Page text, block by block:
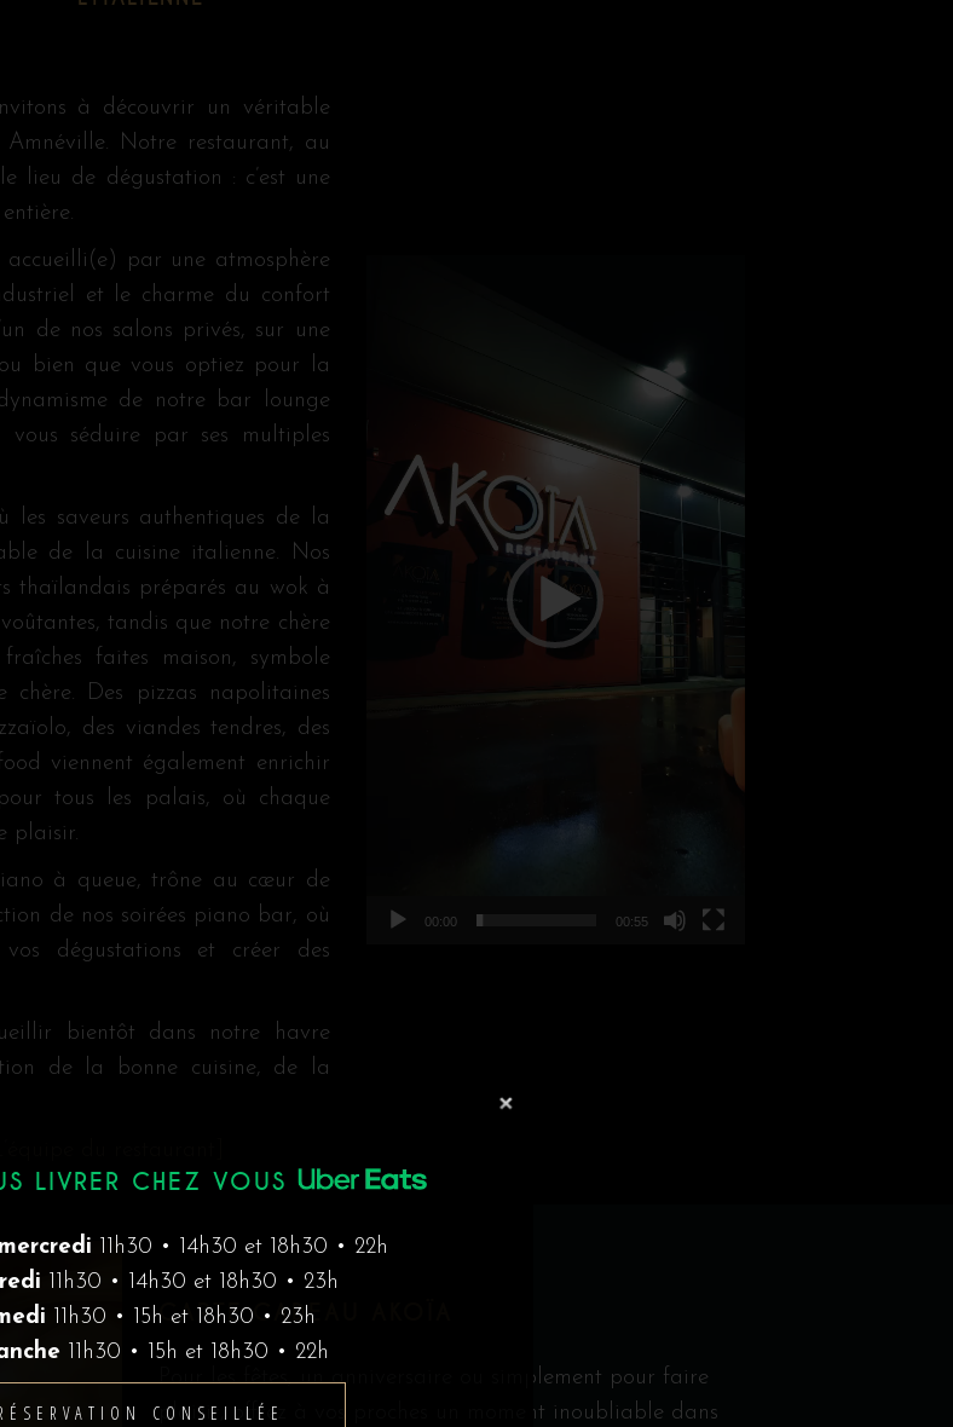
à découvrir un véritable
Notre restaurant, au
lieu de dégustation : c’est une
accueilli(e) par une atmosphère
et le charme du confort
de nos salons privés, sur une
bien que vous optiez pour la
de notre bar lounge
séduire par ses multiples
les saveurs authentiques de la
de la cuisine italienne. Nos
thaïlandais préparés au wok à
tandis que notre chère
faites maison, symbole
Des pizzas napolitaines
des viandes tendres, des
viennent également enrichir
tous les palais, où chaque
plaisir.
à queue, trône au cœur de
de nos soirées piano bar, où
dégustations et créer des
bientôt dans notre havre
de la bonne cuisine, de la
du restaurant]
00:00 00:55
CARTE CADEAU AKOÏA
Pour les fêtes, un anniversaire ou simplement pour faire
plaisir, offrez à vos proches un moment inoubliable dans
LIVRER CHEZ VOUS
11h30 • 14h30 et 18h30 • 22h
11h30 • 14h30 et 18h30 • 23h
11h30 • 15h et 18h30 • 23h
11h30 • 15h et 18h30 • 22h
CONSEILLÉE